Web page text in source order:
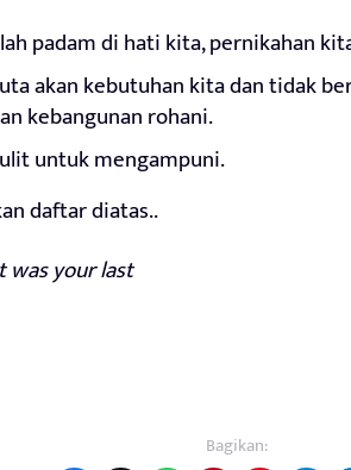
padam di hati kita, pernikahan
akan kebutuhan kita dan tidak
kebangunan rohani.
untuk mengampuni.
daftar diatas..
was your last
Bagikan: